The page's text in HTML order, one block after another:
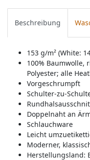
Beschreibung
153 g/m² (White:
100% Baumwolle,
Polyester; alle
Vorgeschrumpft
Schulter-zu-
Doppelnaht an
Schlauchware
Leicht
Moderner,
Herstellungsland: